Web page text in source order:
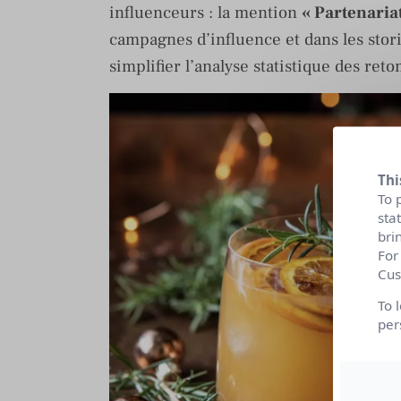
influenceurs : la mention «
campagnes d’influence et dans les
simplifier l’analyse statistique des
To
To